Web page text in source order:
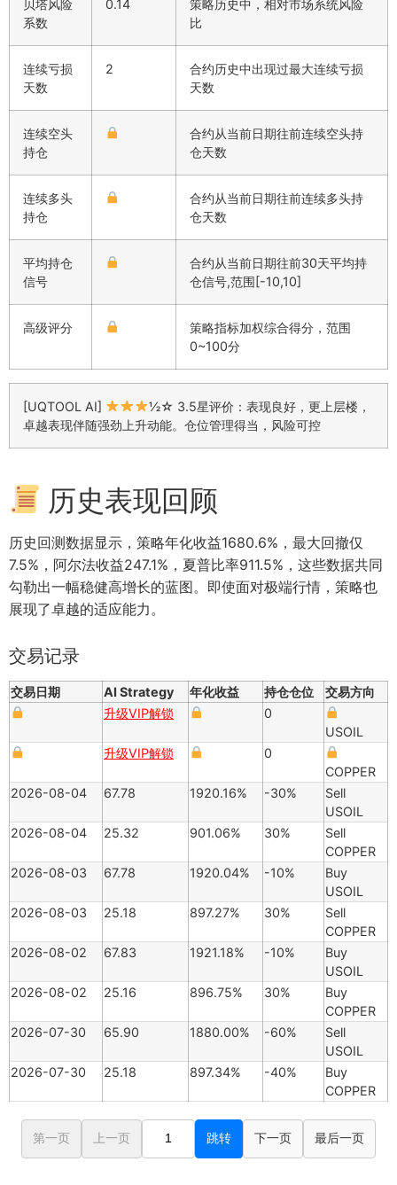
贝塔风险
系数
0.14
策略历史中，相对市场系统风险
比
连续亏损
天数
2
合约历史中出现过最大连续亏损
天数
连续空头
持仓
合约从当前日期往前连续空头持
仓天数
连续多头
持仓
合约从当前日期往前连续多头持
仓天数
平均持仓
信号
合约从当前日期往前30天平均持
仓信号,范围[-10,10]
高级评分
策略指标加权综合得分，范围
0~100分
[UQTOOL AI]
½☆ 3.5星评价：表现良好，更上层楼，
卓越表现伴随强劲上升动能。仓位管理得当，风险可控
历史表现回顾
历史回测数据显示，策略年化收益1680.6%，最大回撤仅
7.5%，阿尔法收益247.1%，夏普比率911.5%，这些数据共同
勾勒出一幅稳健高增长的蓝图。即使面对极端行情，策略也
展现了卓越的适应能力。
交易记录
交易日期 AI Strategy 年化收益 持仓仓位
交易方向
升级VIP解锁
0
USOIL
升级VIP解锁
0
COPPER
2026-08-04
67.78 1920.16% -30%
Sell
USOIL
2026-08-04
25.32 901.06% 30%
Sell
COPPER
2026-08-03
67.78 1920.04% -10%
Buy
USOIL
2026-08-03
25.18 897.27% 30%
Sell
COPPER
2026-08-02
67.83 1921.18% -10%
Buy
USOIL
2026-08-02
25.16 896.75% 30%
Buy
COPPER
2026-07-30
65.90 1880.00% -60%
Sell
USOIL
2026-07-30
25.18 897.34% -40%
Buy
COPPER
第一页 上一页 跳转 下一页 最后一页